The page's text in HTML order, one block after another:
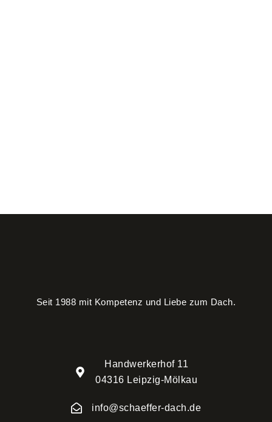
Seit 1988 mit Kompetenz und Liebe zum Dach.
Handwerkerhof 11
04316 Leipzig-Mölkau
info@schaeffer-dach.de